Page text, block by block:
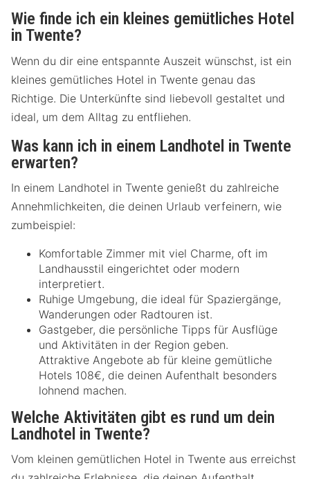
Wie finde ich ein kleines gemütliches Hotel
in Twente?
Wenn du dir eine entspannte Auszeit wünschst, ist ein
kleines gemütliches Hotel in Twente genau das
Richtige. Die Unterkünfte sind liebevoll gestaltet und
ideal, um dem Alltag zu entfliehen.
Was kann ich in einem Landhotel in Twente
erwarten?
In einem Landhotel in Twente genießt du zahlreiche
Annehmlichkeiten, die deinen Urlaub verfeinern, wie
zumbeispiel:
Komfortable Zimmer mit viel Charme, oft im
Landhausstil eingerichtet oder modern
interpretiert.
Ruhige Umgebung, die ideal für Spaziergänge,
Wanderungen oder Radtouren ist.
Gastgeber, die persönliche Tipps für Ausflüge
und Aktivitäten in der Region geben.
Attraktive Angebote ab für kleine gemütliche
Hotels 108€, die deinen Aufenthalt besonders
lohnend machen.
Welche Aktivitäten gibt es rund um dein
Landhotel in Twente?
Vom kleinen gemütlichen Hotel in Twente aus erreichst